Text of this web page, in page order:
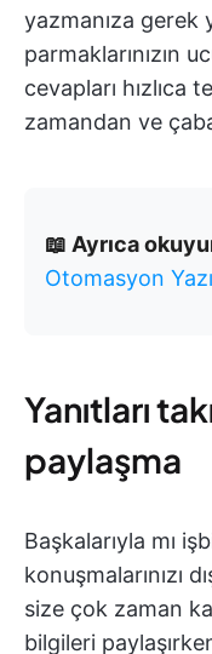
yazmanıza gerek
parmaklarınızın
cevapları hızlıca
zamandan ve
📖 Ayrıca
Otomasyon
Yanıtları
paylaşma
Başkalarıyla mı
konuşmalarınızı
size çok zaman
bilgileri